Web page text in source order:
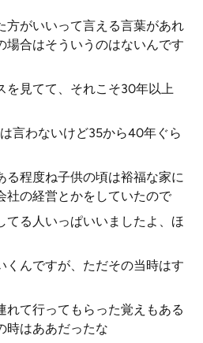
方がいいって言える言葉があれ
場合はそういうのはないんです
を見てて、それこそ30年以上
言わないけど35から40年ぐら
る程度ね子供の頃は裕福な家に
社の経営とかをしていたので
てる人いっぱいいましたよ、ほ
くんですが、ただその当時はす
れて行ってもらった覚えもある
時はああだったな